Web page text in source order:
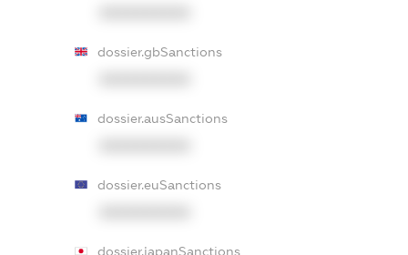
dossier.gbSanctions
dossier.ausSanctions
dossier.euSanctions
dossier.japanSanctions